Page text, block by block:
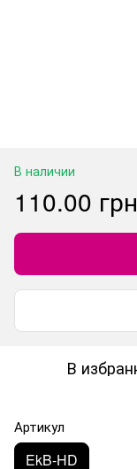
В наличии
110.00 грн
В
Артикул
EkB-HD